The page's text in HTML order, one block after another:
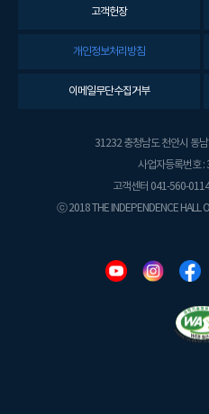
고객헌장
개인정보처리방침
이메일무단수집거부
31232 충청남도 천안시 동
사업자등록번호
고객센터 041-560-
ⓒ 2018 THE INDEPENDENCE HALL